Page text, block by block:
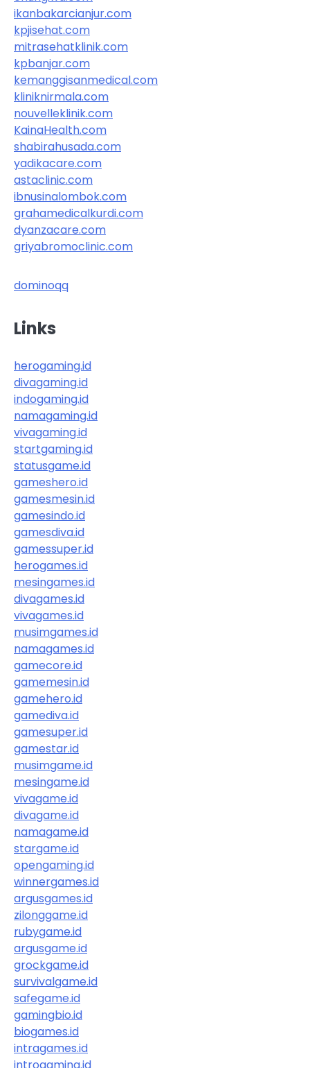
ikanbakarcianjur.com
kpjisehat.com
mitrasehatklinik.com
kpbanjar.com
kemanggisanmedical.com
kliniknirmala.com
nouvelleklinik.com
KainaHealth.com
shabirahusada.com
yadikacare.com
astaclinic.com
ibnusinalombok.com
grahamedicalkurdi.com
dyanzacare.com
griyabromoclinic.com
dominoqq
Links
herogaming.id
divagaming.id
indogaming.id
namagaming.id
vivagaming.id
startgaming.id
statusgame.id
gameshero.id
gamesmesin.id
gamesindo.id
gamesdiva.id
gamessuper.id
herogames.id
mesingames.id
divagames.id
vivagames.id
musimgames.id
namagames.id
gamecore.id
gamemesin.id
gamehero.id
gamediva.id
gamesuper.id
gamestar.id
musimgame.id
mesingame.id
vivagame.id
divagame.id
namagame.id
stargame.id
opengaming.id
winnergames.id
argusgames.id
zilonggame.id
rubygame.id
argusgame.id
grockgame.id
survivalgame.id
safegame.id
gamingbio.id
biogames.id
intragames.id
introgaming.id